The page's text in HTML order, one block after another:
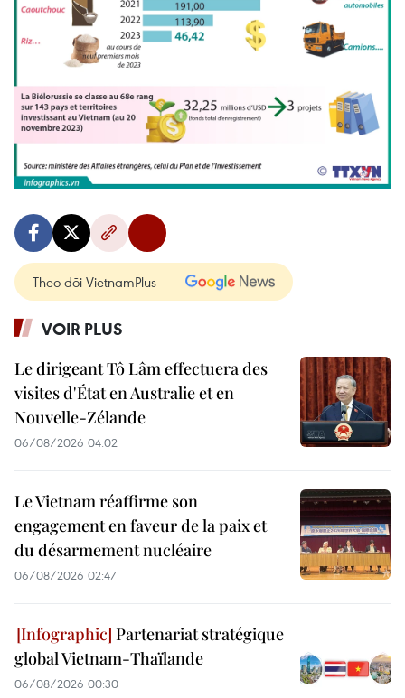
Theo dõi VietnamPlus
VOIR PLUS
Le dirigeant Tô Lâm effectuera des
visites d'État en Australie et en
Nouvelle-Zélande
06/08/2026 04:02
Le Vietnam réaffirme son
engagement en faveur de la paix et
du désarmement nucléaire
06/08/2026 02:47
Partenariat stratégique
global Vietnam-Thaïlande
06/08/2026 00:30